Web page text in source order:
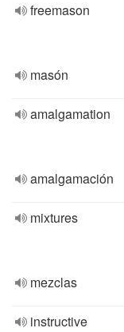
freemason
masón
amalgamation
amalgamación
mixtures
mezclas
instructive